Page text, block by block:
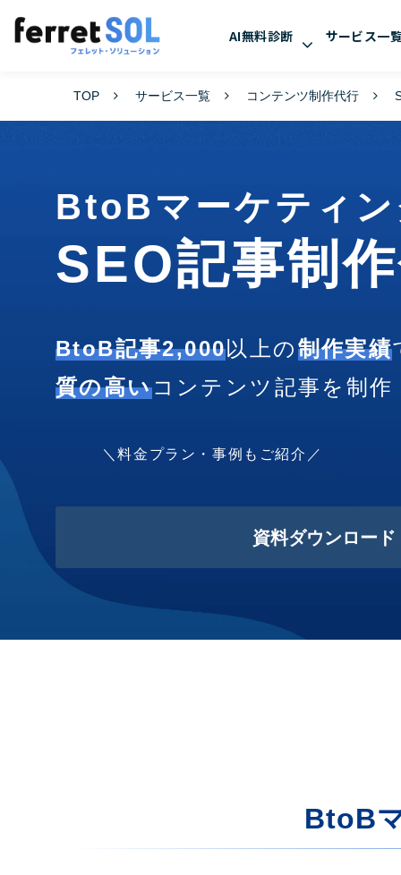
AI無料診断 サービス一
TOP サービス一覧 コンテンツ制作代行
BtoBマーケティ
SEO記事制
BtoB記事2,000以上の制作実績
質の高いコンテンツ記事を制作
＼料金プラン・事例もご紹介／
資料ダウンロード
BtoB